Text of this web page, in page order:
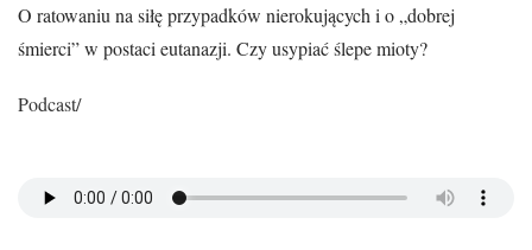
O ratowaniu na siłę przypadków nierokujących i o „dobrej
śmierci” w postaci eutanazji. Czy usypiać ślepe mioty?
Podcast/